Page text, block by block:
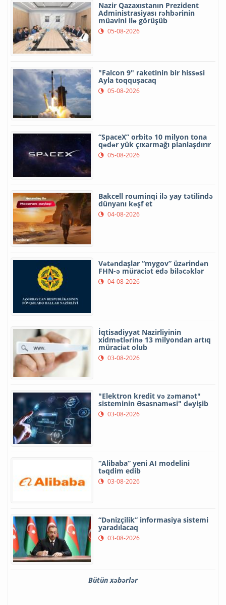
Nazir Qazaxıstanın Prezident
Administrasiyası rəhbərinin
müavini ilə görüşüb
05-08-2026
"Falcon 9" raketinin bir hissəsi
Ayla toqquşacaq
05-08-2026
“SpaceX” orbitə 10 milyon tona
qədər yük çıxarmağı planlaşdırır
05-08-2026
Bakcell rouminqi ilə yay tətilində
dünyanı kəşf et
04-08-2026
Vətəndaşlar “mygov” üzərindən
FHN-ə müraciət edə biləcəklər
04-08-2026
İqtisadiyyat Nazirliyinin
xidmətlərinə 13 milyondan artıq
müraciət olub
03-08-2026
"Elektron kredit və zəmanət"
sisteminin Əsasnaməsi" dəyişib
03-08-2026
“Alibaba” yeni AI modelini
təqdim edib
03-08-2026
“Dənizçilik” informasiya sistemi
yaradılacaq
03-08-2026
Bütün xəbərlər